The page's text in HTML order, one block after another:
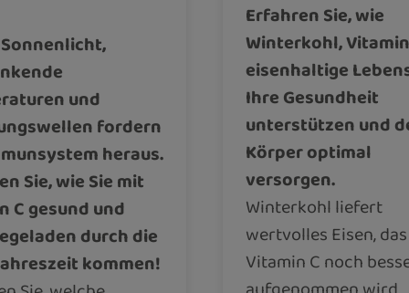
und
fordern
heraus.
Sie, wie Sie mit
C gesund und
durch die
kommen!
Erfahren Sie, wie
Winterkohl,
eisenhaltige
Ihre Gesundheit
unterstützen und
Körper optimal
versorgen.
Winterkohl liefert
wertvolles Eisen,
Vitamin C noch